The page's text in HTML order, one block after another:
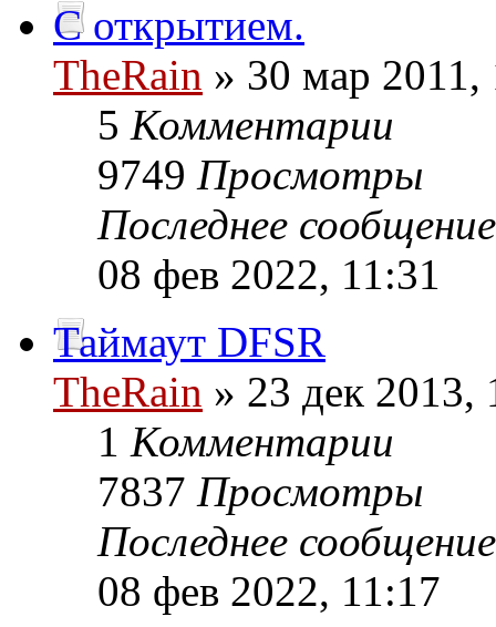
С открытием.
TheRain » 30 мар 2011,
5 Комментарии
9749 Просмотры
Последнее
08 фев 2022, 11:31
Таймаут DFSR
TheRain » 23 дек 2013,
1 Комментарии
7837 Просмотры
Последнее
08 фев 2022, 11:17